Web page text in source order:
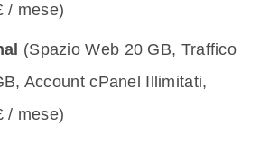
/ mese)
(Spazio Web 20 GB, Traffico
Account cPanel Illimitati,
/ mese)